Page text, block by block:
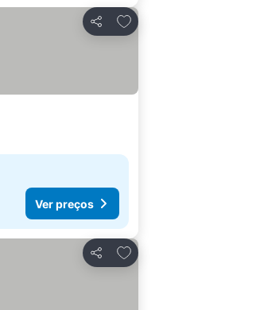
Partilhar
Adicionar aos favoritos
Ver preços
Partilhar
Adicionar aos favoritos